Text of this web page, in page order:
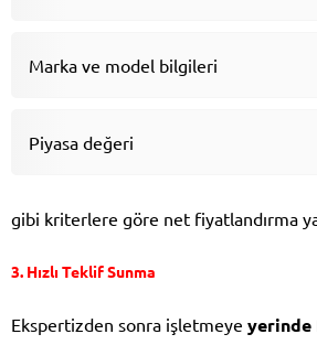
Marka ve model bilgileri
Piyasa değeri
gibi kriterlere göre net fiyatlandırma
3. Hızlı Teklif Sunma
Ekspertizden sonra işletmeye